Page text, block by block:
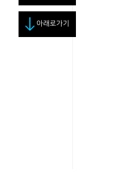
아래로가기